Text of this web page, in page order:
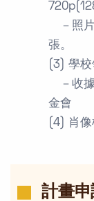
－照片
張。
(3) 學
－收據
金會
(4) 肖
計畫申